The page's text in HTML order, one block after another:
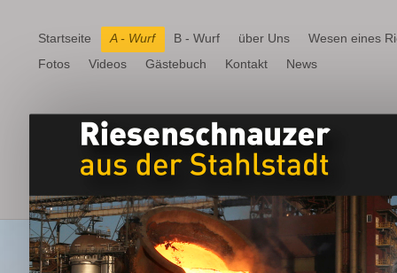
Startseite A - Wurf B - Wurf über Uns
Wesen eines
Fotos
Videos Gästebuch Kontakt News